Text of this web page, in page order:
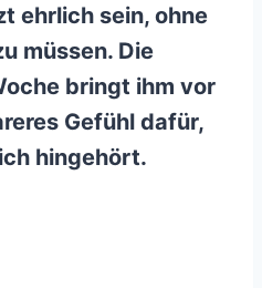
ehrlich sein, ohne
müssen. Die
bringt ihm vor
Gefühl dafür,
hingehört.